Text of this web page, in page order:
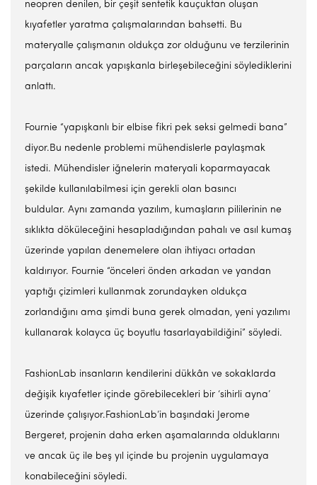
neopren denilen, bir çeşit sentetik kauçuktan oluşan
kıyafetler yaratma çalışmalarından bahsetti. Bu
materyalle çalışmanın oldukça zor olduğunu ve terzilerinin
parçaların ancak yapışkanla birleşebileceğini söylediklerini
anlattı.
Fournie “yapışkanlı bir elbise fikri pek seksi gelmedi bana”
diyor.Bu nedenle problemi mühendislerle paylaşmak
istedi. Mühendisler iğnelerin materyali koparmayacak
şekilde kullanılabilmesi için gerekli olan basıncı
buldular. Aynı zamanda yazılım, kumaşların pililerinin ne
sıklıkta döküleceğini hesapladığından pahalı ve asıl kumaş
üzerinde yapılan denemelere olan ihtiyacı ortadan
kaldırıyor. Fournie “önceleri önden arkadan ve yandan
yaptığı çizimleri kullanmak zorundayken oldukça
zorlandığını ama şimdi buna gerek olmadan, yeni yazılımı
kullanarak kolayca üç boyutlu tasarlayabildiğini” söyledi.
FashionLab insanların kendilerini dükkân ve sokaklarda
değişik kıyafetler içinde görebilecekleri bir ‘sihirli ayna’
üzerinde çalışıyor.FashionLab’in başındaki Jerome
Bergeret, projenin daha erken aşamalarında olduklarını
ve ancak üç ile beş yıl içinde bu projenin uygulamaya
konabileceğini söyledi.